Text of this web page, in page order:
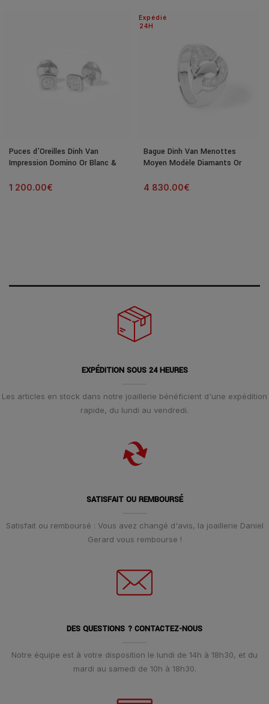
Puces d’Oreilles Dinh Van
Impression Domino Or Blanc &
1 200.00€
24H
Expédié
Bague Dinh Van Menottes
Moyen Modèle Diamants Or
4 830.00€
EXPÉDITION SOUS 24 HEURES
Les articles en stock dans notre joaillerie bénéficient d'une expédition
rapide, du lundi au vendredi.
SATISFAIT OU REMBOURSÉ
Satisfait ou remboursé : Vous avez changé d'avis, la joaillerie Daniel
Gerard vous rembourse !
DES QUESTIONS ? CONTACTEZ-NOUS
Notre équipe est à votre disposition le lundi de 14h à 18h30, et du
mardi au samedi de 10h à 18h30.